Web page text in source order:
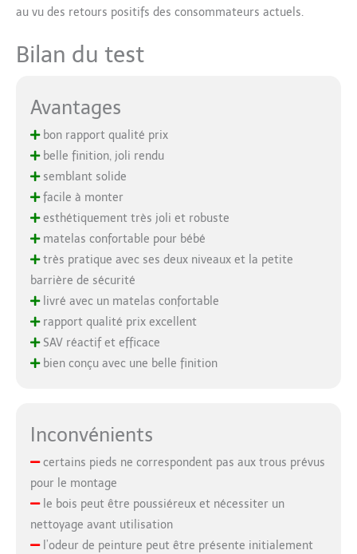
au vu des retours positifs des consommateurs actuels.
Bilan du test
Avantages
bon rapport qualité prix
belle finition, joli rendu
semblant solide
facile à monter
esthétiquement très joli et robuste
matelas confortable pour bébé
très pratique avec ses deux niveaux et la petite
barrière de sécurité
livré avec un matelas confortable
rapport qualité prix excellent
SAV réactif et efficace
bien conçu avec une belle finition
Inconvénients
certains pieds ne correspondent pas aux trous prévus
pour le montage
le bois peut être poussiéreux et nécessiter un
nettoyage avant utilisation
l’odeur de peinture peut être présente initialement